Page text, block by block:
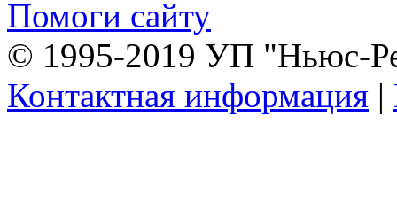
Помоги сайту
© 1995-2019 УП "Ньюс-
Контактная информация |